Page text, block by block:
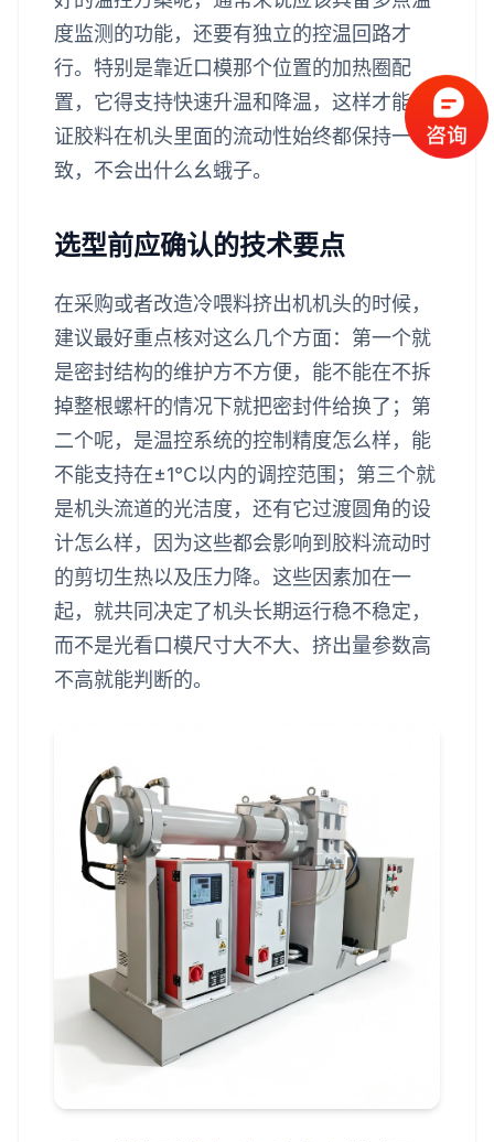
度监测的功能，还要有独立的控温回路才
行。特别是靠近口模那个位置的加热圈配
置，它得支持快速升温和降温，这样才能保
证胶料在机头里面的流动性始终都保持一
致，不会出什么幺蛾子。
选型前应确认的技术要点
在采购或者改造冷喂料挤出机机头的时候，
建议最好重点核对这么几个方面：第一个就
是密封结构的维护方不方便，能不能在不拆
掉整根螺杆的情况下就把密封件给换了；第
二个呢，是温控系统的控制精度怎么样，能
不能支持在±1℃以内的调控范围；第三个就
是机头流道的光洁度，还有它过渡圆角的设
计怎么样，因为这些都会影响到胶料流动时
的剪切生热以及压力降。这些因素加在一
起，就共同决定了机头长期运行稳不稳定，
而不是光看口模尺寸大不大、挤出量参数高
不高就能判断的。